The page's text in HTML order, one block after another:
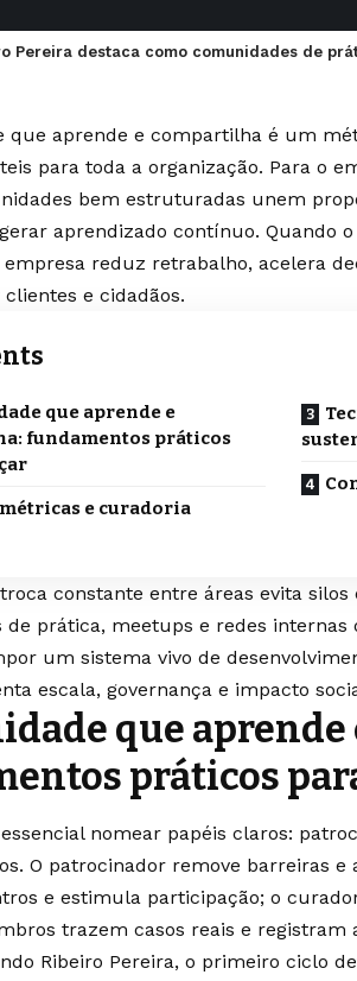
Pereira destaca como comunidades de
que aprende e compartilha é um
para toda a organização. Para o
bem estruturadas unem
aprendizado contínuo. Quando
reduz retrabalho, acelera
e cidadãos.
que aprende e
fundamentos práticos
e curadoria
constante entre áreas evita
de prática, meetups e redes internas
um sistema vivo de
escala, governança e impacto
que
práticos
nomear papéis claros:
O patrocinador remove barreiras e
e estimula participação; o
trazem casos reais e registram
Ribeiro Pereira, o primeiro ciclo